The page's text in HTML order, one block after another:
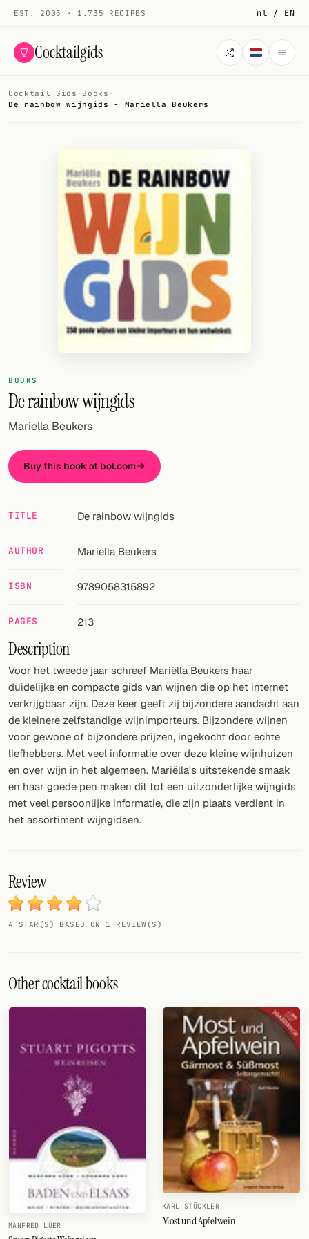
EST. 2003 · 1.735 RECIPES nl / EN
Cocktailgids
Menu
All cocktails
Alcohol-free
Random drink
BAR
All liquor
Tools
Cocktail glasses
Units
Links
Search
FOLLOW
Twitter
Facebook
RSS
Cocktail app
Cocktail Gids · Books ·
De rainbow wijngids - Mariella Beukers
BOOKS
De rainbow wijngids
Mariella Beukers
Buy this book at bol.com
TITLE De rainbow wijngids
AUTHOR Mariella Beukers
ISBN 9789058315892
PAGES 213
Description
Voor het tweede jaar schreef Mariëlla Beukers haar
duidelijke en compacte gids van wijnen die op het internet
verkrijgbaar zijn. Deze keer geeft zij bijzondere aandacht aan
de kleinere zelfstandige wijnimporteurs. Bijzondere wijnen
voor gewone of bijzondere prijzen, ingekocht door echte
liefhebbers. Met veel informatie over deze kleine wijnhuizen
en over wijn in het algemeen. Mariëlla's uitstekende smaak
en haar goede pen maken dit tot een uitzonderlijke wijngids
met veel persoonlijke informatie, die zijn plaats verdient in
het assortiment wijngidsen.
Review
4 STAR(S) BASED ON 1 REVIEW(S)
Other cocktail books
MANFRED LÜER
KARL STÜCKLER
Most und Apfelwein